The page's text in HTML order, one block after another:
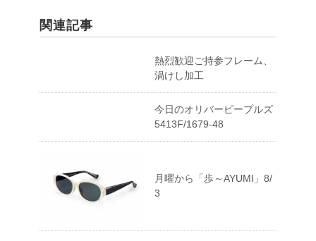
関連記事
熱烈歓迎ご持参フレーム、
渦けし加工
今日のオリバーピープルズ
5413F/1679-48
月曜から「歩～AYUMI」8/
3